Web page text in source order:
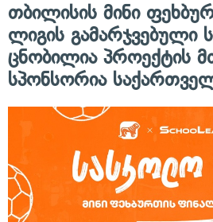
თბილისის მინი
ლიგის გამარჯვებული
ცნობილია პროექტის
სპონსორია